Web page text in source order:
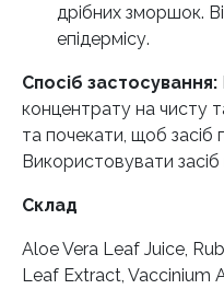
дрібних зморшок.
епідермісу.
Спосіб застосування:
концентрату на чисту
та почекати, щоб засіб
Використовувати
Склад
Aloe Vera Leaf Juice,
Leaf Extract, Vaccinium